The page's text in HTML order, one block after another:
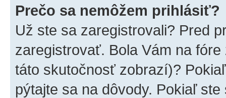
Prečo sa nemôžem prihlásiť?
Už ste sa zaregistrovali? Pred
zaregistrovať. Bola Vám na
táto skutočnosť zobrazí)?
pýtajte sa na dôvody. Pokiaľ